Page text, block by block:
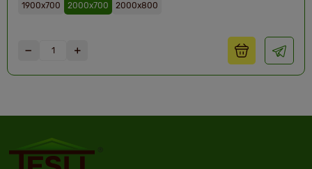
1900х700 2000х700 2000х800